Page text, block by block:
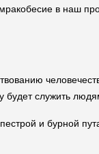
в наш
служить
и бурной